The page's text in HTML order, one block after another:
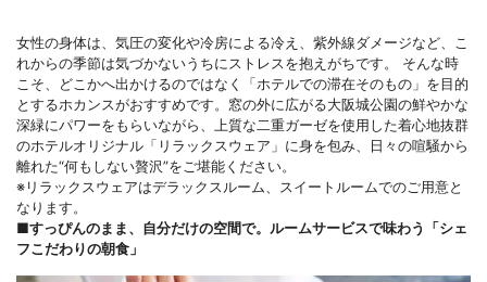
女性の身体は、気圧の変化や冷房による冷え、紫外線ダメージなど、こ
れからの季節は気づかないうちにストレスを抱えがちです。 そんな時
こそ、どこかへ出かけるのではなく「ホテルでの滞在そのもの」を目的
とするホカンスがおすすめです。窓の外に広がる大阪城公園の鮮やかな
深緑にパワーをもらいながら、上質な二重ガーゼを使用した着心地抜群
のホテルオリジナル「リラックスウェア」に身を包み、日々の喧騒から
離れた“何もしない贅沢”をご堪能ください。
※リラックスウェアはデラックスルーム、スイートルームでのご用意と
なります。
■すっぴんのまま、自分だけの空間で。ルームサービスで味わう「シェ
フこだわりの朝食」